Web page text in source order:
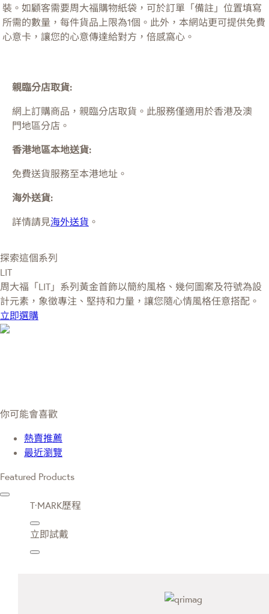
裝。如顧客需要周大福購物紙袋，可於訂單「備註」位置填寫
所需的數量，每件貨品上限為1個。此外，本網站更可提供免費
心意卡，讓您的心意傳達給對方，倍感窩心。
親臨分店取貨:
網上訂購商品，親臨分店取貨。此服務僅適用於香港及澳
門地區分店。
香港地區本地送貨:
免費送貨服務至本港地址。
海外送貨:
詳情請見海外送貨 。
探索這個系列
LIT
周大福「LIT」系列黃金首飾以簡約風格、幾何圖案及符號為設
計元素，象徵專注、堅持和力量，讓您隨心情風格任意搭配。
立即選購
你可能會喜歡
熱賣推薦
最近瀏覽
Featured Products
T·MARK歷程
立即試戴